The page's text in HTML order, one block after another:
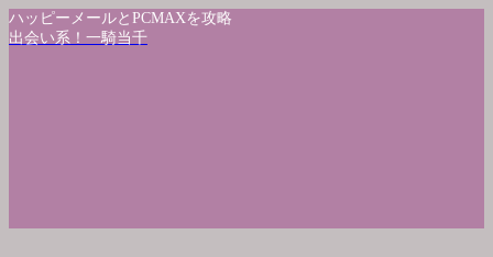
ハッピーメールとPCMAXを攻略
出会い系！一騎当千